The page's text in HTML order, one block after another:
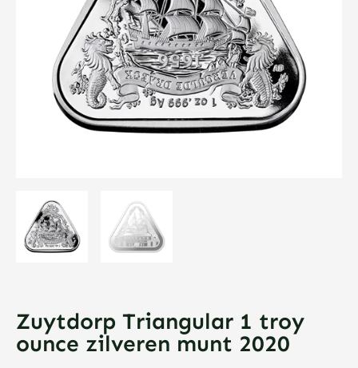
Zuytdorp Triangular 1 troy
ounce zilveren munt 2020